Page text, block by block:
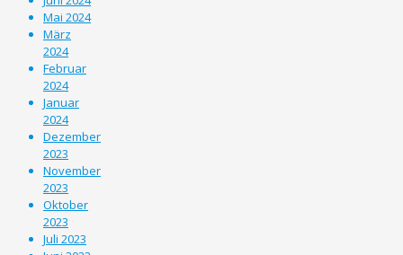
Mai 2024
März
2024
Februar
2024
Januar
2024
Dezember
2023
November
2023
Oktober
2023
Juli 2023